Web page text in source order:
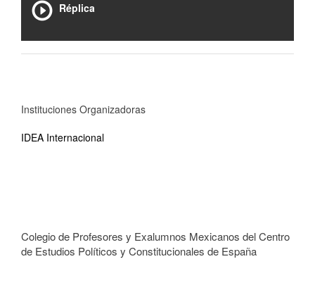
Réplica
Instituciones Organizadoras
IDEA Internacional
Colegio de Profesores y Exalumnos Mexicanos del Centro
de Estudios Políticos y Constitucionales de España